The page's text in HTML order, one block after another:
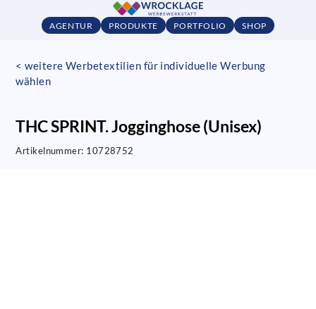
AGENTUR PRODUKTE PORTFOLIO SHOP
< weitere Werbetextilien für individuelle Werbung
wählen
THC SPRINT. Jogginghose (Unisex)
Artikelnummer: 10728752